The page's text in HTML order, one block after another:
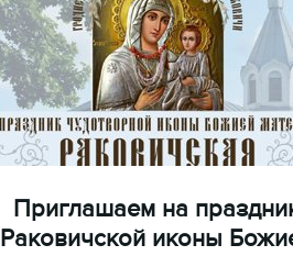
Приглашаем на
Раковичской иконы